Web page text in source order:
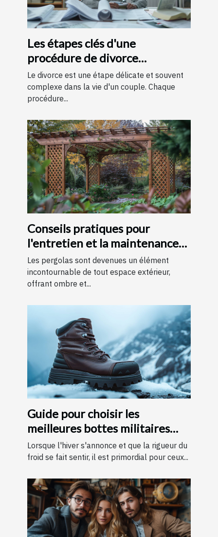
Les étapes clés d'une
procédure de divorce
expliquées simplement
Le divorce est une étape délicate et souvent
complexe dans la vie d'un couple. Chaque
procédure...
Conseils pratiques pour
l'entretien et la maintenance
des pergolas
Les pergolas sont devenues un élément
incontournable de tout espace extérieur,
offrant ombre et...
Guide pour choisir les
meilleures bottes militaires
pour l'hiver
Lorsque l'hiver s'annonce et que la rigueur du
froid se fait sentir, il est primordial pour ceux...